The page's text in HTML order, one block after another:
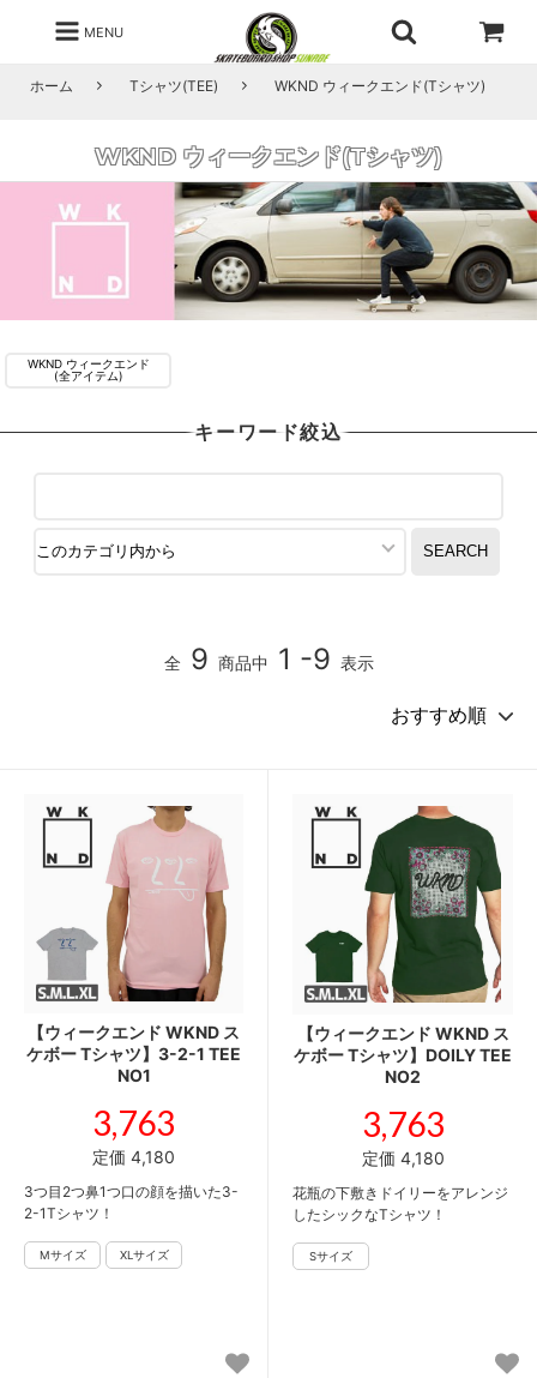
MENU
ホーム Tシャツ(TEE) WKND ウィークエンド(Tシャツ)
WKND ウィークエンド(Tシャツ)
WKND ウィークエンド
(全アイテム)
キーワード絞込
全 9 商品中 1 -9 表示
【ウィークエンド WKND ス
ケボー Tシャツ】3-2-1 TEE
NO1
3,763
定価 4,180
3つ目2つ鼻1つ口の顔を描いた3-
2-1Tシャツ！
【ウィークエンド WKND ス
ケボー Tシャツ】DOILY TEE
NO2
3,763
定価 4,180
花瓶の下敷きドイリーをアレンジ
したシックなTシャツ！